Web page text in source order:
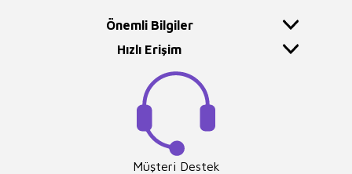
Önemli Bilgiler
Hızlı Erişim
Müşteri Destek